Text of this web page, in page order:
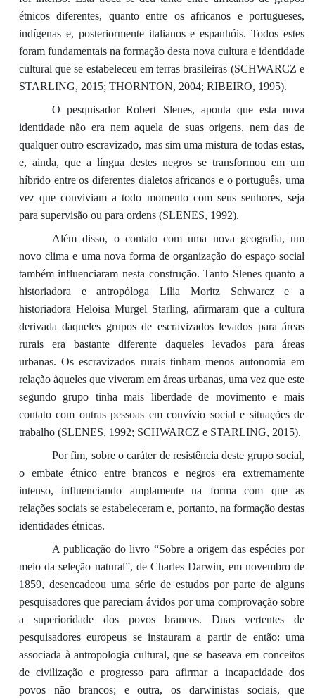
étnicos diferentes, quanto entre os africanos e portugueses,
indígenas e, posteriormente italianos e espanhóis. Todos estes
foram fundamentais na formação desta nova cultura e identidade
cultural que se estabeleceu em terras brasileiras (SCHWARCZ e
STARLING, 2015; THORNTON, 2004; RIBEIRO, 1995).
O pesquisador Robert Slenes, aponta que esta nova
identidade não era nem aquela de suas origens, nem das de
qualquer outro escravizado, mas sim uma mistura de todas estas,
e, ainda, que a língua destes negros se transformou em um
híbrido entre os diferentes dialetos africanos e o português, uma
vez que conviviam a todo momento com seus senhores, seja
para supervisão ou para ordens (SLENES, 1992).
Além disso, o contato com uma nova geografia, um
novo clima e uma nova forma de organização do espaço social
também influenciaram nesta construção. Tanto Slenes quanto a
historiadora e antropóloga Lilia Moritz Schwarcz e a
historiadora Heloisa Murgel Starling, afirmaram que a cultura
derivada daqueles grupos de escravizados levados para áreas
rurais era bastante diferente daqueles levados para áreas
urbanas. Os escravizados rurais tinham menos autonomia em
relação àqueles que viveram em áreas urbanas, uma vez que este
segundo grupo tinha mais liberdade de movimento e mais
contato com outras pessoas em convívio social e situações de
trabalho (SLENES, 1992; SCHWARCZ e STARLING, 2015).
Por fim, sobre o caráter de resistência deste grupo social,
o embate étnico entre brancos e negros era extremamente
intenso, influenciando amplamente na forma com que as
relações sociais se estabeleceram e, portanto, na formação destas
identidades étnicas.
A publicação do livro “Sobre a origem das espécies por
meio da seleção natural”, de Charles Darwin, em novembro de
1859, desencadeou uma série de estudos por parte de alguns
pesquisadores que pareciam ávidos por uma comprovação sobre
a superioridade dos povos brancos. Duas vertentes de
pesquisadores europeus se instauram a partir de então: uma
associada à antropologia cultural, que se baseava em conceitos
de civilização e progresso para afirmar a incapacidade dos
povos não brancos; e outra, os darwinistas sociais, que